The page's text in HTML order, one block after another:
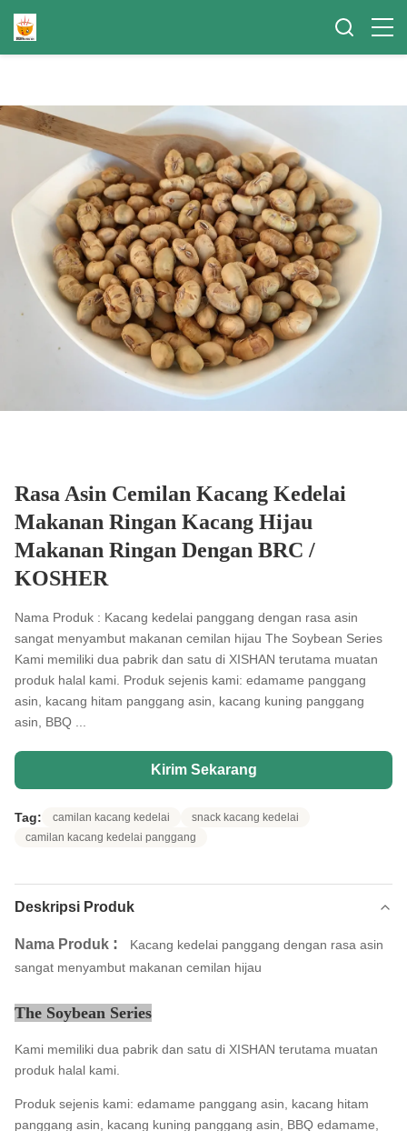
Rasa Asin Cemilan Kacang Kedelai
Makanan Ringan Kacang Hijau
Makanan Ringan Dengan BRC /
KOSHER
Nama Produk : Kacang kedelai panggang dengan rasa asin
sangat menyambut makanan cemilan hijau The Soybean Series
Kami memiliki dua pabrik dan satu di XISHAN terutama muatan
produk halal kami. Produk sejenis kami: edamame panggang
asin, kacang hitam panggang asin, kacang kuning panggang
asin, BBQ ...
Kirim Sekarang
Tag: camilan kacang kedelai
snack kacang kedelai
camilan kacang kedelai panggang
Deskripsi Produk
Nama Produk :
Kacang kedelai panggang dengan rasa asin
sangat menyambut makanan cemilan hijau
The Soybean Series
Kami memiliki dua pabrik dan satu di XISHAN terutama muatan
produk halal kami.
Produk sejenis kami: edamame panggang asin, kacang hitam
panggang asin, kacang kuning panggang asin, BBQ edamame,